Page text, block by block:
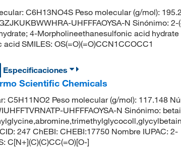
C6H13NO4S Peso molecular (g/mol):
UHFFFAOYSA-N Sinónimo: 2-
4-Morpholineethanesulfonic acid hydrate
SMILES: OS(=O)(=O)CCN1CCOCC1
Especificaciones
Scientific Chemicals
C5H11NO2 Peso molecular (g/mol): 117.148
UHFFFAOYSA-N Sinónimo:
247 ChEBI: CHEBI:17750 Nombre IUPAC: 2-
C[N+](C)(C)CC(=O)[O-]